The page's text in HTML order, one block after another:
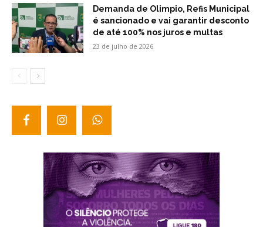
Demanda de Olimpio, Refis Municipal
é sancionado e vai garantir desconto
de até 100% nos juros e multas
23 de julho de 2026